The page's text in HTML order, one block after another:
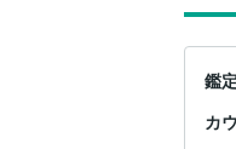
鑑定
カ